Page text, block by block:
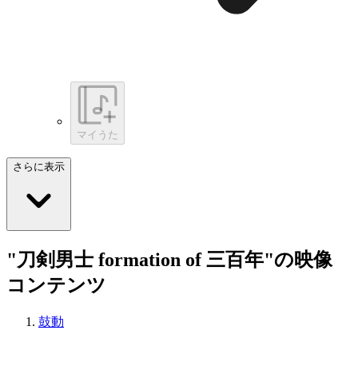
マイうた
さらに表示
"刀剣男士 formation of 三百年"の映像
コンテンツ
鼓動